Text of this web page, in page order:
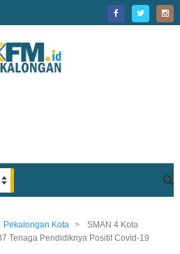
Pekalongan Kota >
SMAN 4 Kota
Tenaga Pendidiknya Positif Covid-19